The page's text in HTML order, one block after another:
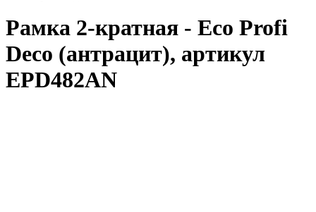
Рамка 2-кратная - Eco Profi
Deco (антрацит), артикул
EPD482AN